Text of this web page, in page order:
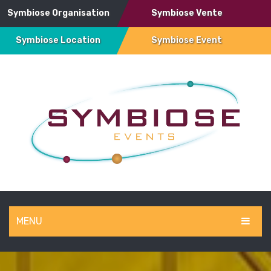
Symbiose Organisation Symbiose Vente
Symbiose Location Symbiose Event
MENU
SYMBIOSE EVENT